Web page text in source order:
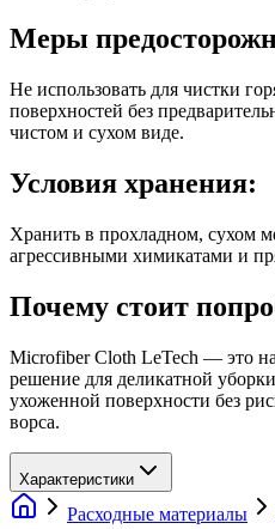
Меры
Не использовать для чистки
поверхностей без
чистом и сухом виде.
Условия хранения:
Хранить в прохладном, сухом
агрессивными химикатами и
Почему стоит
Microfiber Cloth LeTech — это
решение для деликатной
ухоженной поверхности без
ворса.
Характеристики
Расходные материалы